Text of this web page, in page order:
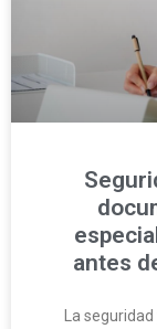
antes
La